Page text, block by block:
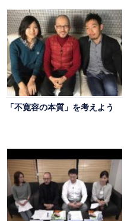
「不寛容の本質」を考えよう